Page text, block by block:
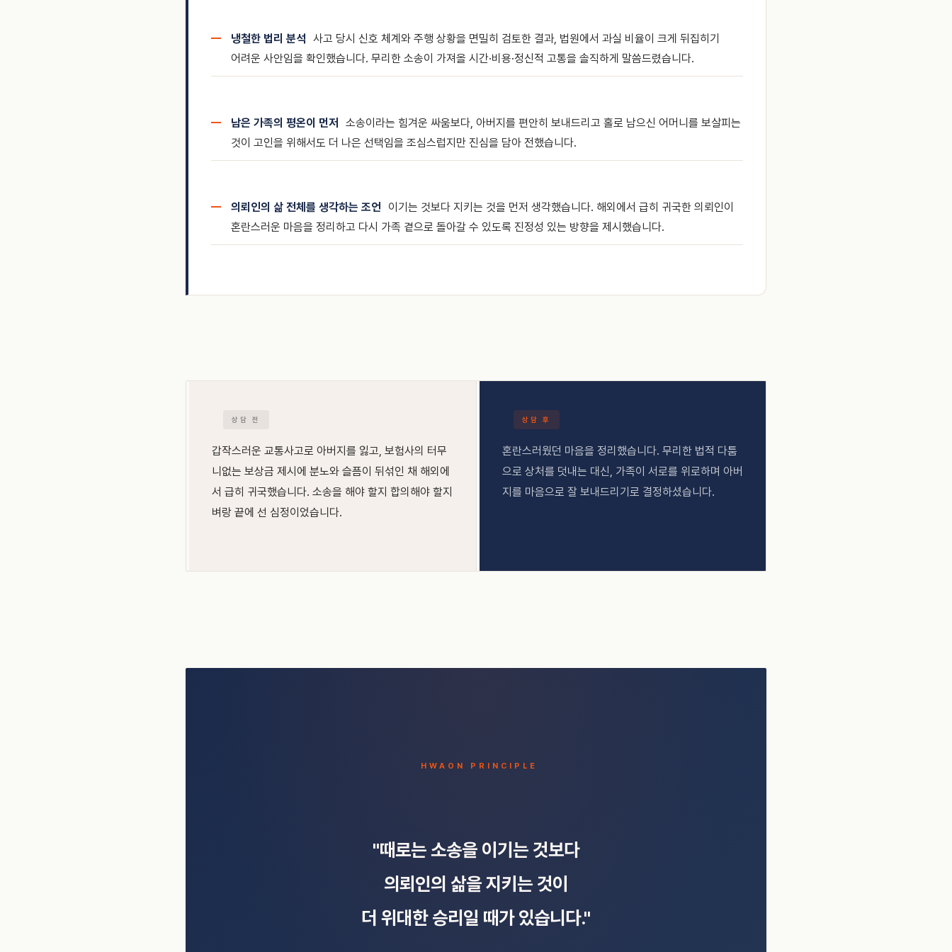
냉철한 법리 분석 사고 당시 신호 체계와 주행 상황을 면밀히 검토한 결과, 법원에서 과실 비율이 크게 뒤집히기
어려운 사안임을 확인했습니다. 무리한 소송이 가져올 시간·비용·정신적 고통을 솔직하게 말씀드렸습니다.
남은 가족의 평온이 먼저
소송이라는 힘겨운 싸움보다, 아버지를 편안히 보내드리고 홀로 남으신 어머니를 보살피는
것이 고인을 위해서도 더 나은 선택임을 조심스럽지만 진심을 담아 전했습니다.
의뢰인의 삶 전체를 생각하는 조언
이기는 것보다 지키는 것을 먼저 생각했습니다. 해외에서 급히 귀국한 의뢰인이
혼란스러운 마음을 정리하고 다시 가족 곁으로 돌아갈 수 있도록 진정성 있는 방향을 제시했습니다.
상담 전
갑작스러운 교통사고로 아버지를 잃고, 보험사의 터무
니없는 보상금 제시에 분노와 슬픔이 뒤섞인 채 해외에
서 급히 귀국했습니다. 소송을 해야 할지 합의해야 할지
벼랑 끝에 선 심정이었습니다.
상담 후
혼란스러웠던 마음을 정리했습니다. 무리한 법적 다툼
으로 상처를 덧내는 대신, 가족이 서로를 위로하며 아버
지를 마음으로 잘 보내드리기로 결정하셨습니다.
HWAON PRINCIPLE
"때로는 소송을 이기는 것보다
의뢰인의 삶을 지키는 것이
더 위대한 승리일 때가 있습니다."